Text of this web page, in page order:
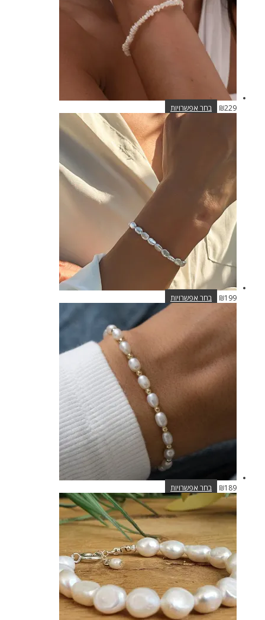
בעמוד
המוצר
₪229 בחר אפשרויות
זה
יש
מספר
סוגים.
ניתן
לבחור
את
האפשרויות
בעמוד
₪199 בחר אפשרויות
זה
ניתן
לבחור
האפשרויות
בעמוד
המוצר
₪189 בחר אפשרויות
זה
יש
מספר
ניתן
לבחור
את
האפשרויות
בעמוד
המוצר